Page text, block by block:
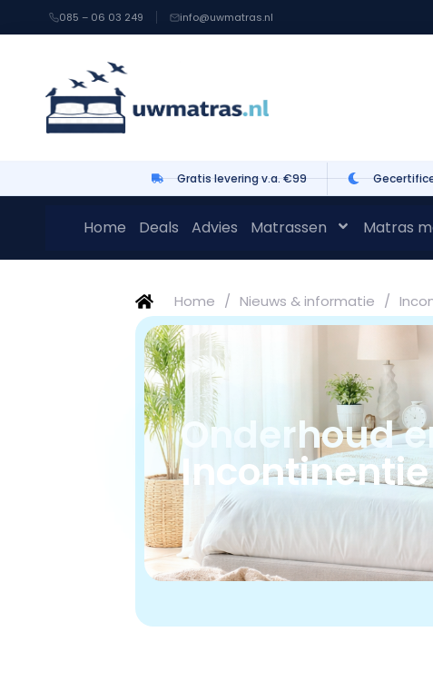
085 – 06 03 249 info@uwmatras.nl
Gratis levering v.a. €99
Home Deals Advies Matrassen Matras
Home / Nieuws & informatie /
Onderhoud